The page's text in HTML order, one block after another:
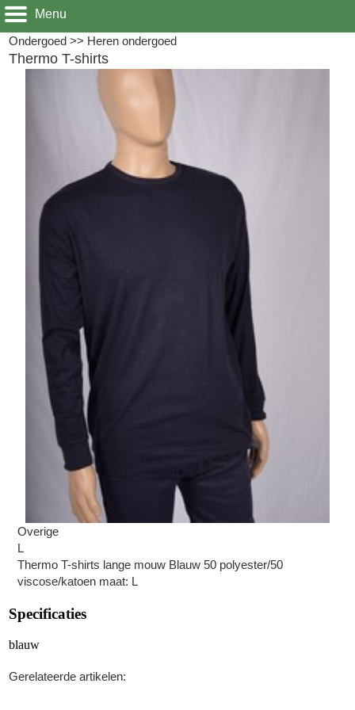
Menu
Ondergoed >> Heren ondergoed
Thermo T-shirts
Overige
L
Thermo T-shirts lange mouw Blauw 50 polyester/50
viscose/katoen maat: L
Specificaties
blauw
Gerelateerde artikelen: